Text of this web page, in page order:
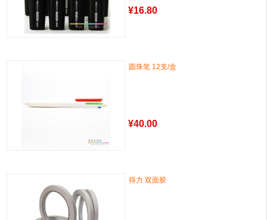
¥16.80
圆珠笔 12支/盒
¥40.00
得力 双面胶